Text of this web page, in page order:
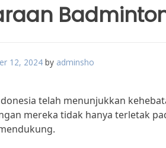
12, 2024 by adminsho
telah menunjukkan
mereka tidak hanya terletak